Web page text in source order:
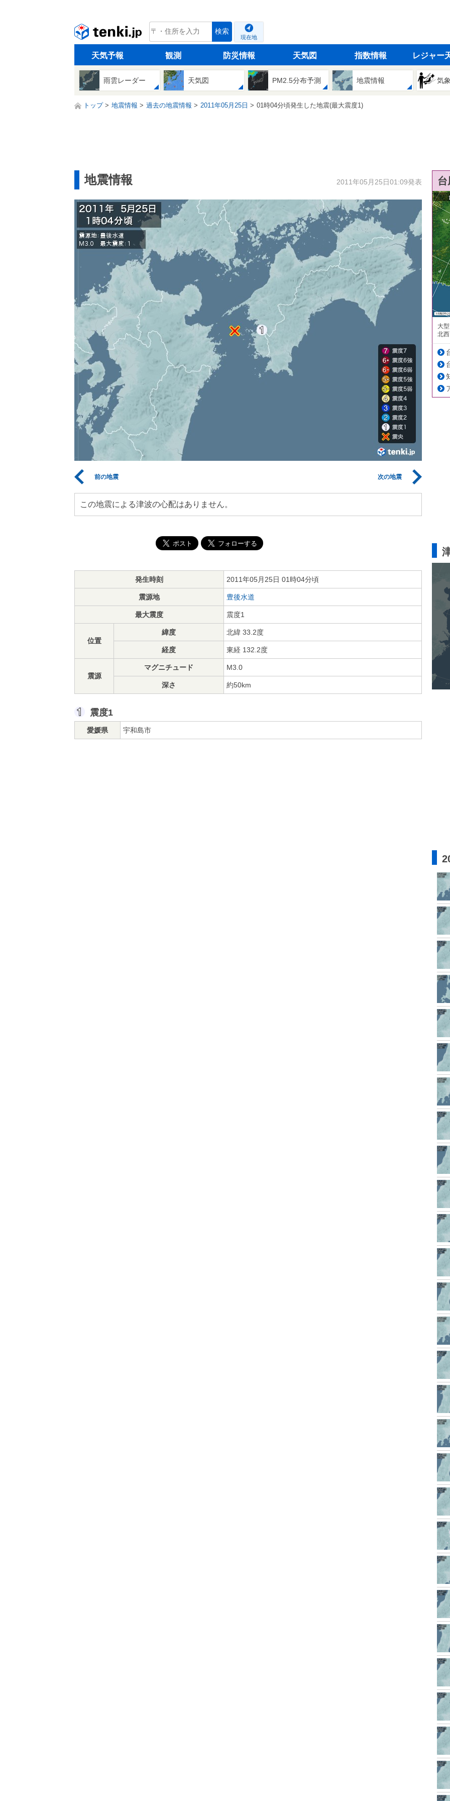
tenki.jp 検索
現在地
天気予報 観測 防災情報 天気図 指数情報 レジャー
雨雲レーダー 天気図 PM2.5分布予測 地震情報 気
トップ 地震情報 過去の地震情報 2011年05月25日 01時04分頃発生した地震(最大震度1)
地震情報 2011年05月25日01:09発表
前の地震 次の地震
この地震による津波の心配はありません。
発生時刻 2011年05月25日 01時04分頃
震源地 豊後水道
最大震度 震度1
位置
緯度 北緯 33.2度
経度 東経 132.2度
震源
マグニチュード M3.0
深さ 約50km
震度1
愛媛県 宇和島市
大
北